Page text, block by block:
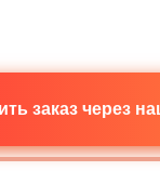
заказ через